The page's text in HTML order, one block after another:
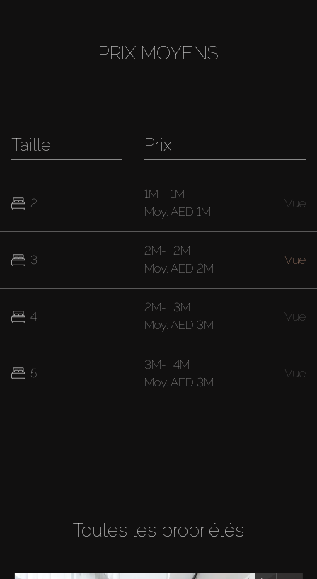
PRIX MOYENS
Taille
2
3
4
5
Prix
1M- 1M
Moy. AED 1M
Vue
2M- 2M
Moy. AED 2M
Vue
2M- 3M
Moy. AED 3M
Vue
3M- 4M
Moy. AED 3M
Vue
Toutes les propriétés